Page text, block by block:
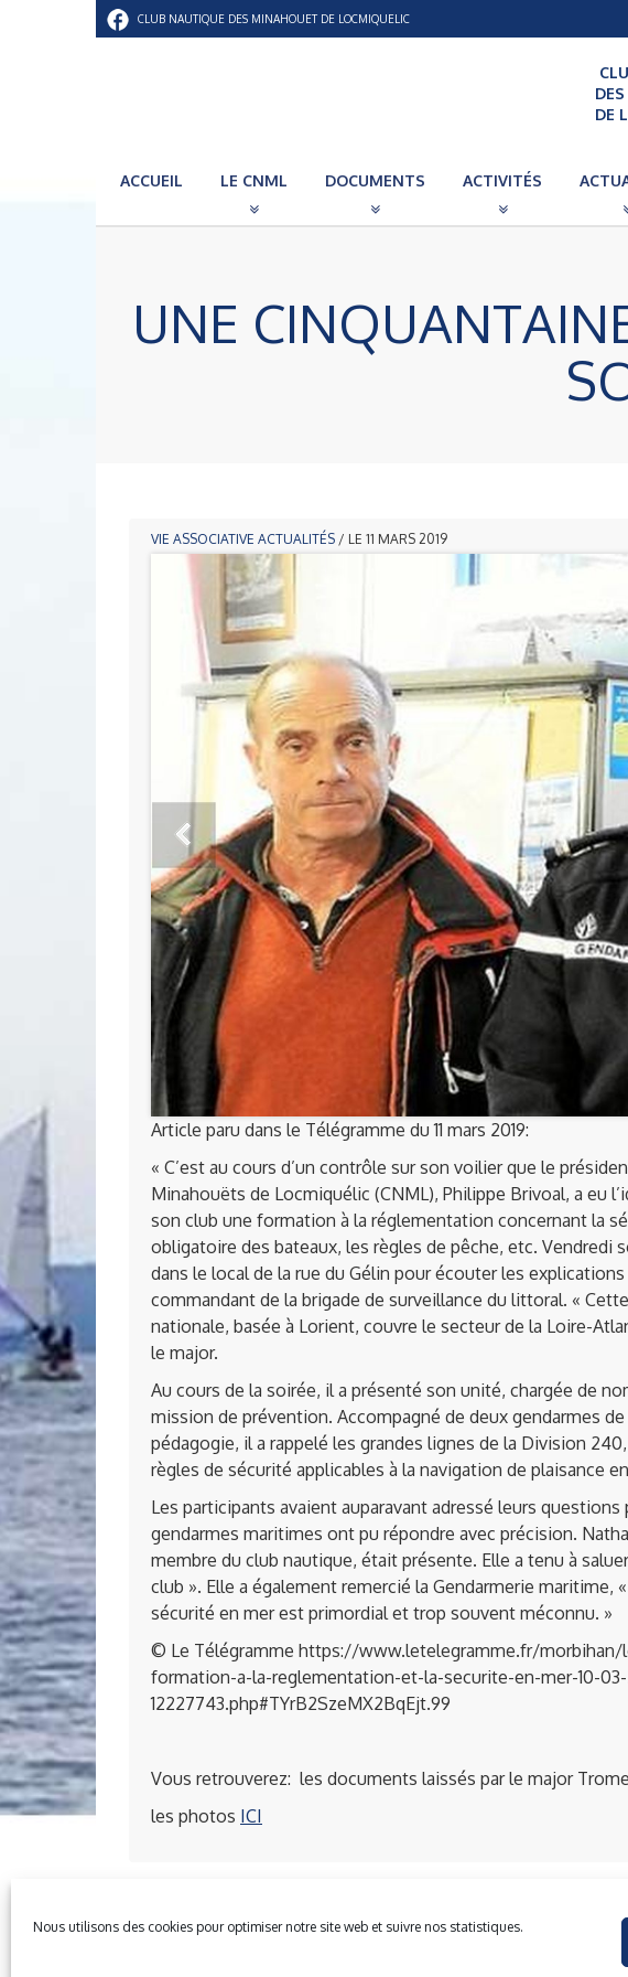
Nous utilisons des cookies pour optimiser notre site web et suivre nos statistiques.
CLUB NAUTIQUE DES MINAHOUET DE LOCMIQUELIC
DE
ACCUEIL LE CNML DOCUMENTS ACTIVITÉS
UNE
VIE ASSOCIATIVE ACTUALITÉS / LE 11 MARS 2019
Article paru dans le Télégramme du 11 mars 2019:
« C’est au cours d’un contrôle sur son voilier que le
Minahouëts de Locmiquélic (CNML), Philippe Brivoal, a eu
son club une formation à la réglementation concernant la
obligatoire des bateaux, les règles de pêche, etc. Vendredi
dans le local de la rue du Gélin pour écouter les
commandant de la brigade de surveillance du littoral. «
nationale, basée à Lorient, couvre le secteur de la Loire-
le major.
Au cours de la soirée, il a présenté son unité, chargée de
mission de prévention. Accompagné de deux gendarmes
pédagogie, il a rappelé les grandes lignes de la Division
règles de sécurité applicables à la navigation de plaisance
Les participants avaient auparavant adressé leurs
gendarmes maritimes ont pu répondre avec précision.
membre du club nautique, était présente. Elle a tenu à
club ». Elle a également remercié la Gendarmerie maritime,
sécurité en mer est primordial et trop souvent méconnu. »
© Le Télégramme https://www.letelegramme.fr/
formation-a-la-reglementation-et-la-securite-en-mer-10-03-
12227743.php#TYrB2SzeMX2BqEjt.99
Vous retrouverez: les documents laissés par le major
les photos ICI
40 rue